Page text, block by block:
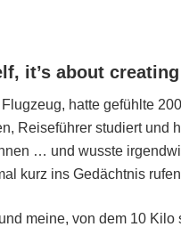
it’s about
hatte gefühlte
Reiseführer studiert und
… und wusste
kurz ins Gedächtnis
meine, von dem 10